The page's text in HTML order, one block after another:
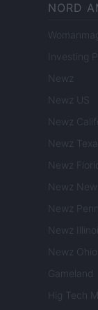
NORD
Investing
Newz
Newz US
Newz
Newz
Newz
Newz New
Newz
Newz
Newz Ohio
Gameland
Hig Tech